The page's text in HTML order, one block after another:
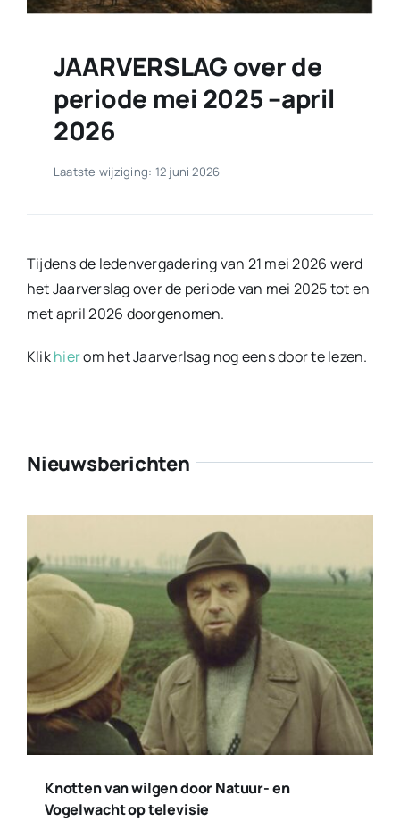
JAARVERSLAG over de
periode mei 2025 –april
2026
Laatste wijziging: 12 juni 2026
Tijdens de ledenvergadering van 21 mei 2026 werd
het Jaarverslag over de periode van mei 2025 tot en
met april 2026 doorgenomen.
Klikhierom het Jaarverlsag nog eens door te lezen.
Nieuwsberichten
Knotten van wilgen door Natuur- en
Vogelwacht op televisie